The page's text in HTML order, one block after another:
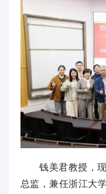
钱美君教授，
总监，兼任浙江大